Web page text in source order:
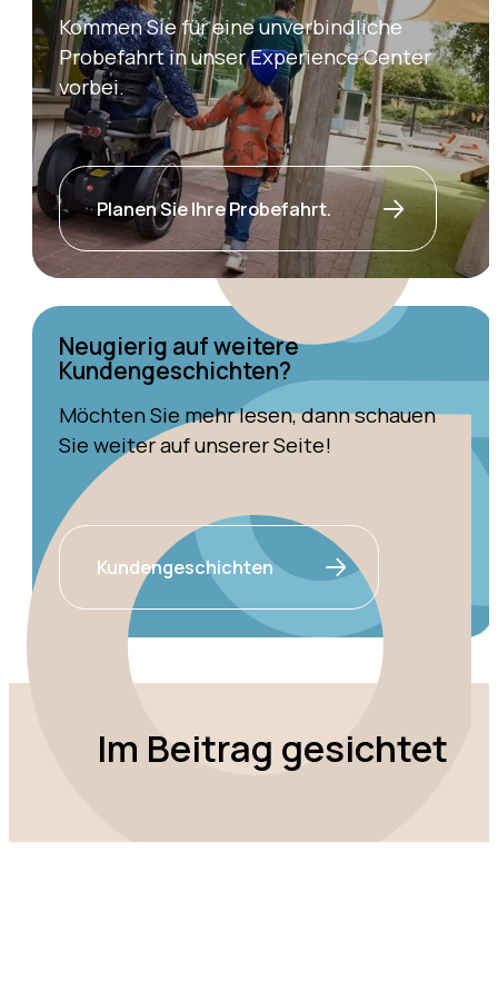
Kommen Sie für eine unverbindliche
Probefahrt in unser Experience Center
vorbei.
Planen Sie Ihre Probefahrt.
Neugierig auf weitere
Kundengeschichten?
Möchten Sie mehr lesen, dann schauen
Sie weiter auf unserer Seite!
Kundengeschichten
Im Beitrag gesichtet